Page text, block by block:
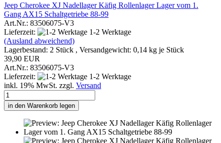
Jeep Cherokee XJ Nadellager Käfig Rollenlager Lager vom 1.
Gang AX15 Schaltgetriebe 88-99
Art.Nr.: 83506075-V3
Lieferzeit:
1-2 Werktage
(Ausland abweichend)
Lagerbestand: 2 Stück , Versandgewicht: 0,14 kg je Stück
39,90 EUR
Art.Nr.: 83506075-V3
Lieferzeit:
1-2 Werktage
inkl. 19% MwSt. zzgl. Versand
in den Warenkorb legen